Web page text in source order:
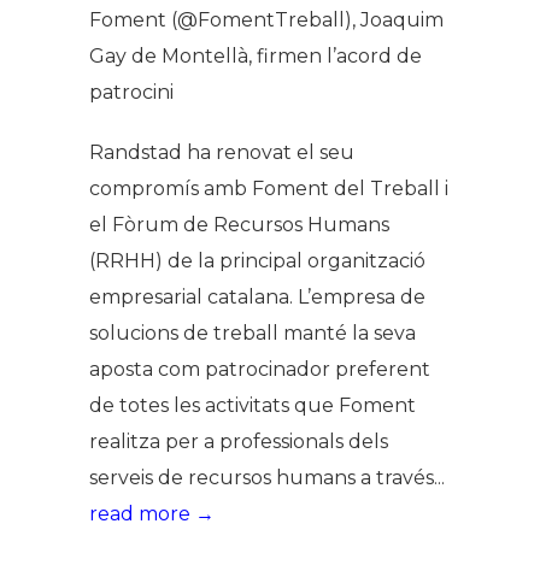
Foment (@FomentTreball), Joaquim
Gay de Montellà, firmen l’acord de
patrocini
Randstad ha renovat el seu
compromís amb Foment del Treball i
el Fòrum de Recursos Humans
(RRHH) de la principal organització
empresarial catalana. L’empresa de
solucions de treball manté la seva
aposta com patrocinador preferent
de totes les activitats que Foment
realitza per a professionals dels
serveis de recursos humans a través...
read more →